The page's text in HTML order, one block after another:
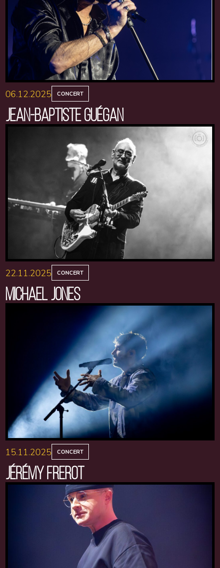
06.12.2025 CONCERT
JEAN-BAPTISTE GUÉGAN
22.11.2025 CONCERT
MICHAEL JONES
15.11.2025 CONCERT
JÉRÉMY FREROT